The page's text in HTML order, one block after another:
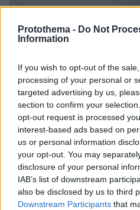
Protothema - Do Not
Information
If you wish to opt-out of the
processing of your personal or
targeted advertising by us,
section to confirm your
opt-out request is processed
interest-based ads based on
us or personal information
your opt-out. You may
disclosure of your personal
IAB’s list of downstream
also be disclosed by us to third
Downstream Participants that